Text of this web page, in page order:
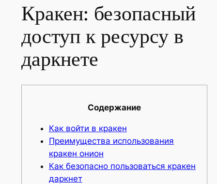
Кракен: безопасный
доступ к ресурсу в
даркнете
Содержание
Как войти в кракен
Преимущества использования
кракен онион
Как безопасно пользоваться кракен
даркнет